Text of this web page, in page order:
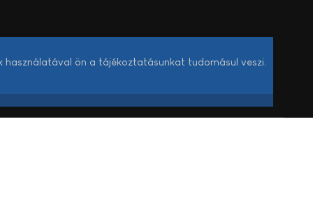
használatával ön a tájékoztatásunkat tudomásul veszi.